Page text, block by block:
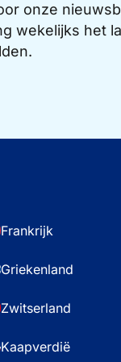
onze
wekelijks het
Frankrijk
Griekenland
Zwitserland
Kaapverdië